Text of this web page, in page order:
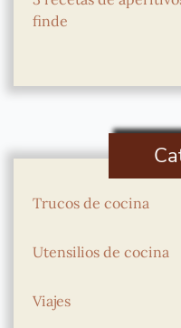
finde
Trucos de cocina
Utensilios de cocina
Viajes